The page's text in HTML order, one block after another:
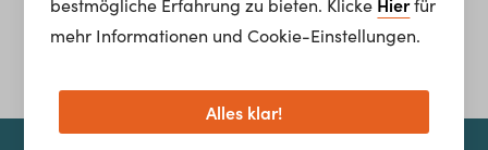
mehr Informationen und Cookie-Einstellungen.
Alles klar!